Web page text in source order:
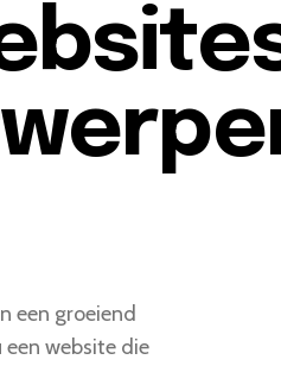
een groeiend
een website die